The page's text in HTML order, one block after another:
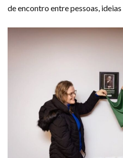
de encontro entre pessoas,